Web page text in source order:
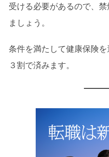
受ける必要があるので、
ましょう。
条件を満たして健康保険
３割で済みます。